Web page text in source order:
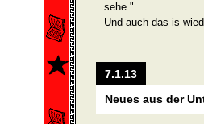
sehe."
Und auch das is
7.1.13
Neues aus der